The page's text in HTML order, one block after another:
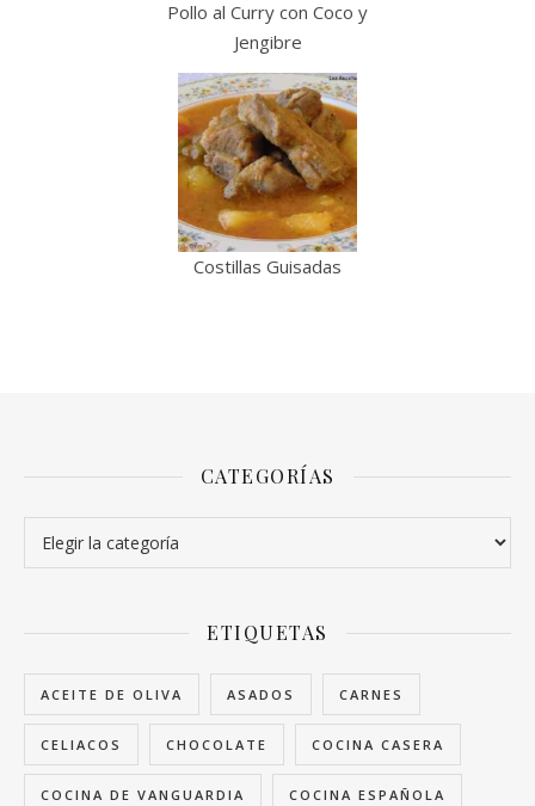
Pollo al Curry con Coco y
Jengibre
Costillas Guisadas
CATEGORÍAS
Categorías
ETIQUETAS
ACEITE DE OLIVA ASADOS CARNES
CELIACOS CHOCOLATE COCINA CASERA
COCINA DE VANGUARDIA COCINA ESPAÑOLA